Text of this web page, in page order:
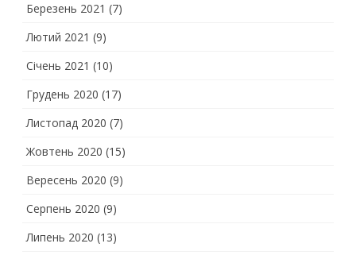
Березень 2021 (7)
Лютий 2021 (9)
Січень 2021 (10)
Грудень 2020 (17)
Листопад 2020 (7)
Жовтень 2020 (15)
Вересень 2020 (9)
Серпень 2020 (9)
Липень 2020 (13)